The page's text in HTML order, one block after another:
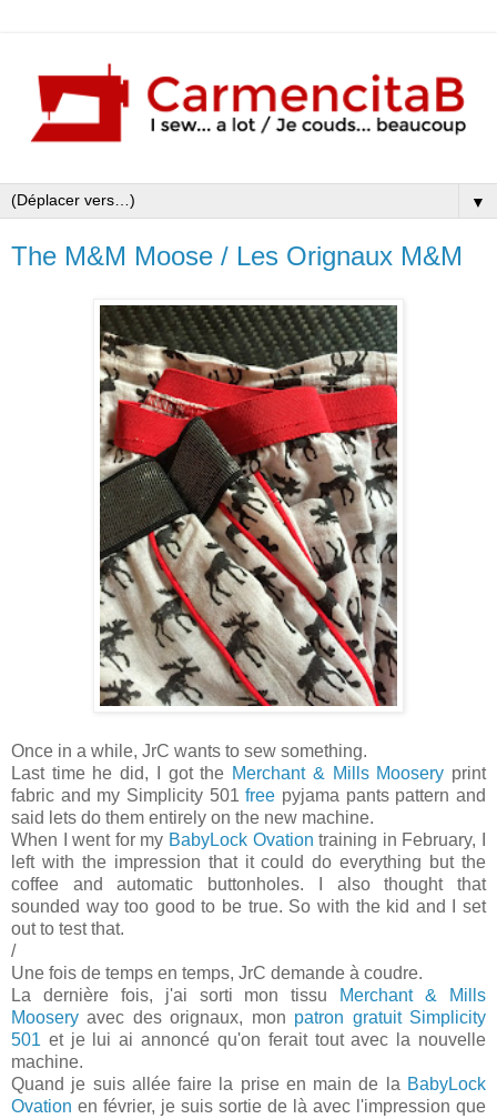
▼
The M&M Moose / Les Orignaux M&M
Once in a while, JrC wants to sew something.
Last time he did, I got the Merchant & Mills Moosery print
fabric and my Simplicity 501free pyjama pants pattern and
said lets do them entirely on the new machine.
When I went for my BabyLock Ovation training in February, I
left with the impression that it could do everything but the
coffee and automatic buttonholes. I also thought that
sounded way too good to be true. So with the kid and I set
out to test that.
/
Une fois de temps en temps, JrC demande à coudre.
La dernière fois, j'ai sorti mon tissu
Merchant & Mills
Moosery avec des orignaux, mon patron gratuit Simplicity
501 et je lui ai annoncé qu'on ferait tout avec la nouvelle
machine.
Quand je suis allée faire la prise en main de la BabyLock
Ovation en février, je suis sortie de là avec l'impression que